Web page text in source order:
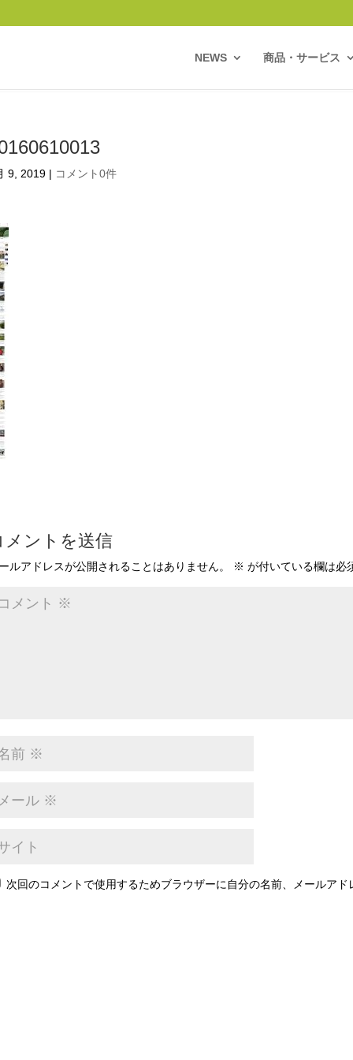
NEWS 商品・サービス
9, 2019 | コメント0件
メントを送信
ルアドレスが公開されることはありません。 ※ が付いている欄は必
次回のコメントで使用するためブラウザーに自分の名前、メールアド